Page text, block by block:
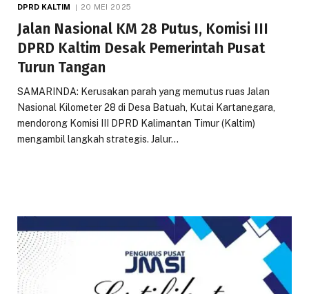
DPRD KALTIM 20 MEI 2025
Jalan Nasional KM 28 Putus, Komisi III
DPRD Kaltim Desak Pemerintah Pusat
Turun Tangan
SAMARINDA: Kerusakan parah yang memutus ruas Jalan
Nasional Kilometer 28 di Desa Batuah, Kutai Kartanegara,
mendorong Komisi III DPRD Kalimantan Timur (Kaltim)
mengambil langkah strategis. Jalur…